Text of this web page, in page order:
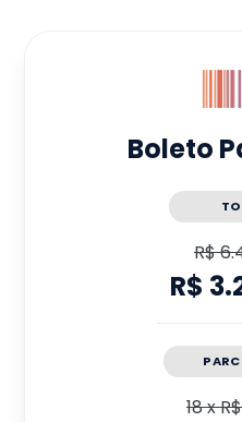
Boleto
R$
R$
18x